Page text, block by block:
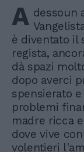
A dessoun
è diventato il
regista,
dà spazi
dopo averci
spensierato
problemi
madre ricca
dove vive
volentieri